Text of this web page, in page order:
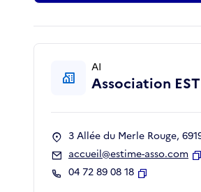
AI
Association
3 Allée du Merle Rouge,
accueil@estime-asso.com
04 72 89 08 18